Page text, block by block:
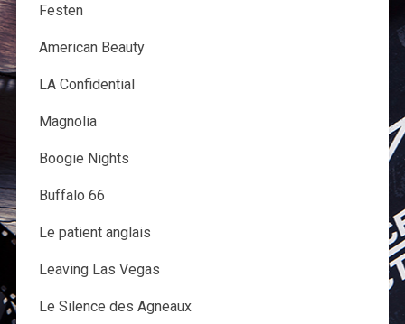
Festen
American Beauty
LA Confidential
Magnolia
Boogie Nights
Buffalo 66
Le patient anglais
Leaving Las Vegas
Le Silence des Agneaux